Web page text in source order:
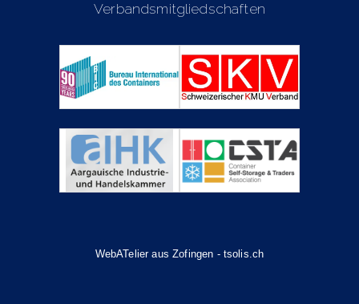
Verbandsmitgliedschaften
WebATelier aus Zofingen - tsolis.ch